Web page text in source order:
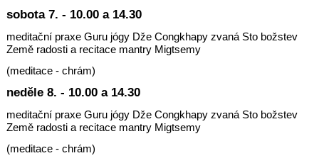
sobota 7. - 10.00 a 14.30
meditační praxe Guru jógy Dže Congkhapy zvaná Sto božstev
Země radosti a recitace mantry Migtsemy
(meditace - chrám)
neděle 8. - 10.00 a 14.30
meditační praxe Guru jógy Dže Congkhapy zvaná Sto božstev
Země radosti a recitace mantry Migtsemy
(meditace - chrám)